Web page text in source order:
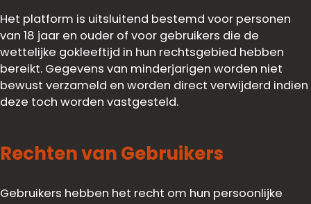
Het platform is uitsluitend bestemd voor personen
van 18 jaar en ouder of voor gebruikers die de
wettelijke gokleeftijd in hun rechtsgebied hebben
bereikt. Gegevens van minderjarigen worden niet
bewust verzameld en worden direct verwijderd indien
deze toch worden vastgesteld.
Rechten van Gebruikers
Gebruikers hebben het recht om hun persoonlijke